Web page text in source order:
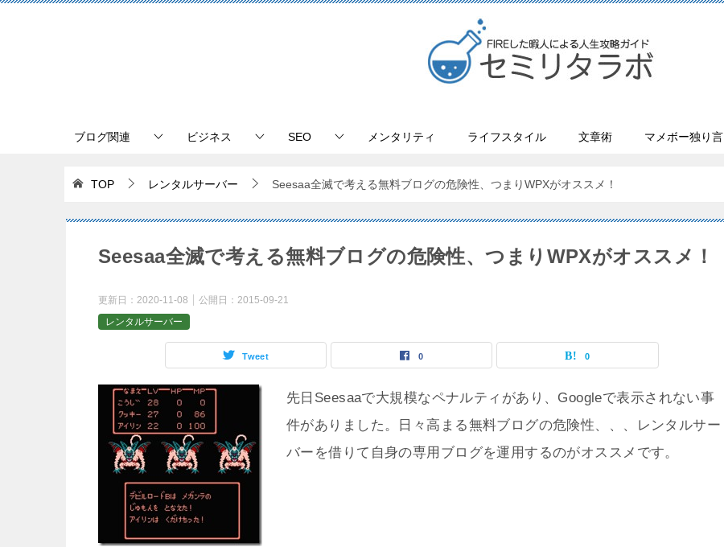
ブログ関連 ビジネス SEO メンタリティ ライフスタイル 文章術 マメボー独り言
TOP レンタルサーバー Seesaa全滅で考える無料ブログの危険性、つまりWPXがオススメ！
Seesaa全滅で考える無料ブログの危険性、つまりWPXがオススメ！
更新日： 2020-11-08 公開日： 2015-09-21
レンタルサーバー
Tweet 0 0
先日Seesaaで大規模なペナルティがあり、Googleで表示されない事
件がありました。日々高まる無料ブログの危険性、、、レンタルサー
バーを借りて自身の専用ブログを運用するのがオススメです。